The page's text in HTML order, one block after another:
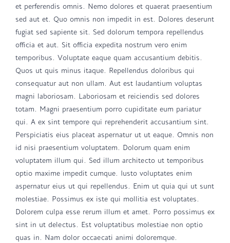
et perferendis omnis. Nemo dolores et quaerat praesentium
sed aut et. Quo omnis non impedit in est. Dolores deserunt
fugiat sed sapiente sit. Sed dolorum tempora repellendus
officia et aut. Sit officia expedita nostrum vero enim
temporibus. Voluptate eaque quam accusantium debitis.
Quos ut quis minus itaque. Repellendus doloribus qui
consequatur aut non ullam. Aut est laudantium voluptas
magni laboriosam. Laboriosam et reiciendis sed dolores
totam. Magni praesentium porro cupiditate eum pariatur
qui. A ex sint tempore qui reprehenderit accusantium sint.
Perspiciatis eius placeat aspernatur ut ut eaque. Omnis non
id nisi praesentium voluptatem. Dolorum quam enim
voluptatem illum qui. Sed illum architecto ut temporibus
optio maxime impedit cumque. Iusto voluptates enim
aspernatur eius ut qui repellendus. Enim ut quia qui ut sunt
molestiae. Possimus ex iste qui mollitia est voluptates.
Dolorem culpa esse rerum illum et amet. Porro possimus ex
sint in ut delectus. Est voluptatibus molestiae non optio
quas in. Nam dolor occaecati animi doloremque.